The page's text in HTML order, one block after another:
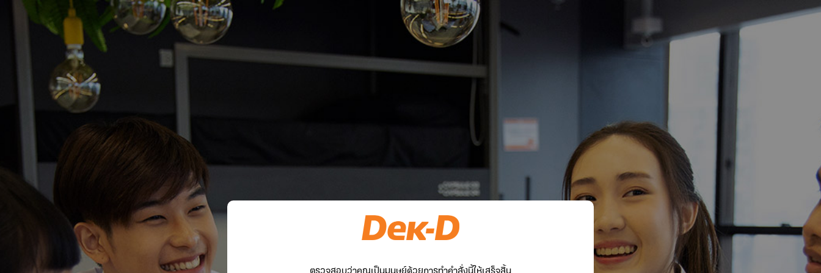
ตรวจสอบว่าคุณเป็นมนุษย์ด้วยการทำคำสั่งนี้ให้เสร็จสิ้น